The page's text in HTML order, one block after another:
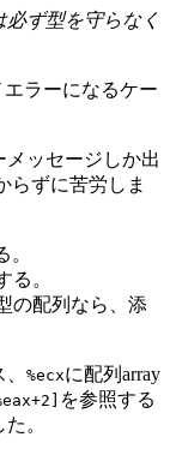
ず型を守らなく
エラーになるケー
メッセージしか出
らずに苦労しま
る。
の配列なら、添
%ecxに配列array
を参照する
。